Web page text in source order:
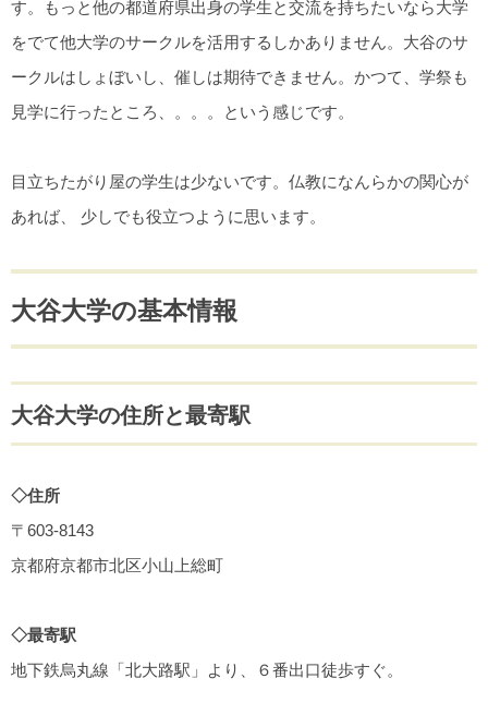
す。もっと他の都道府県出身の学生と交流を持ちたいなら大学
をでて他大学のサークルを活用するしかありません。大谷のサ
ークルはしょぼいし、催しは期待できません。かつて、学祭も
見学に行ったところ、。。。という感じです。
目立ちたがり屋の学生は少ないです。仏教になんらかの関心が
あれば、 少しでも役立つように思います。
大谷大学の基本情報
大谷大学の住所と最寄駅
◇住所
〒603-8143
京都府京都市北区小山上総町
◇最寄駅
地下鉄烏丸線「北大路駅」より、６番出口徒歩すぐ。